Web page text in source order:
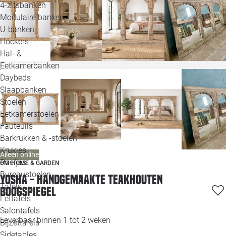
4-zitsbanken
Modulaire banken
U-banken
Hockers
Hal- &
Eetkamerbanken
Daybeds
Slaapbanken
Stoelen
Eetkamerstoelen
Fauteuils
Barkrukken & -stoelen
Krukjes
Poefjes
Bureaustoelen
Tafels
Eettafels
Salontafels
Bijzettafels
Alleen online
OM HOME & GARDEN
Yosha - Handgemaakte Teakhouten
Boogspiegel
Leverbaar binnen 1 tot 2 weken